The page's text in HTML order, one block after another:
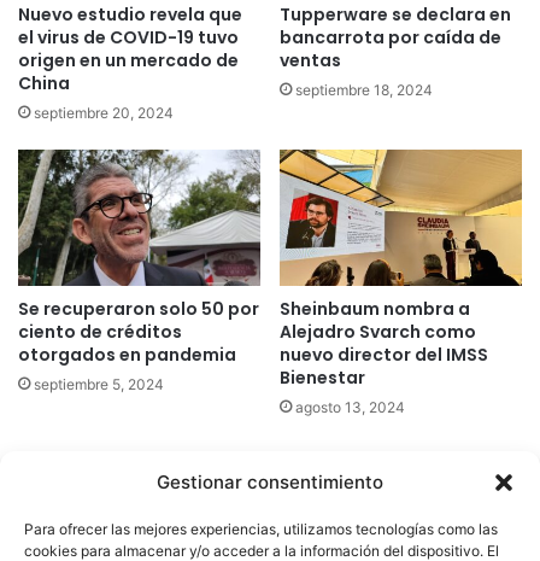
Gestionar consentimiento
Para ofrecer las mejores experiencias, utilizamos tecnologías como las
cookies para almacenar y/o acceder a la información del dispositivo. El
Nuevo estudio revela que
el virus de COVID-19 tuvo
origen en un mercado de
China
septiembre 20, 2024
Tupperware se declara en
bancarrota por caída de
ventas
septiembre 18, 2024
Se recuperaron solo 50 por
ciento de créditos
otorgados en pandemia
septiembre 5, 2024
Sheinbaum nombra a
Alejadro Svarch como
nuevo director del IMSS
Bienestar
agosto 13, 2024
derechos reservados